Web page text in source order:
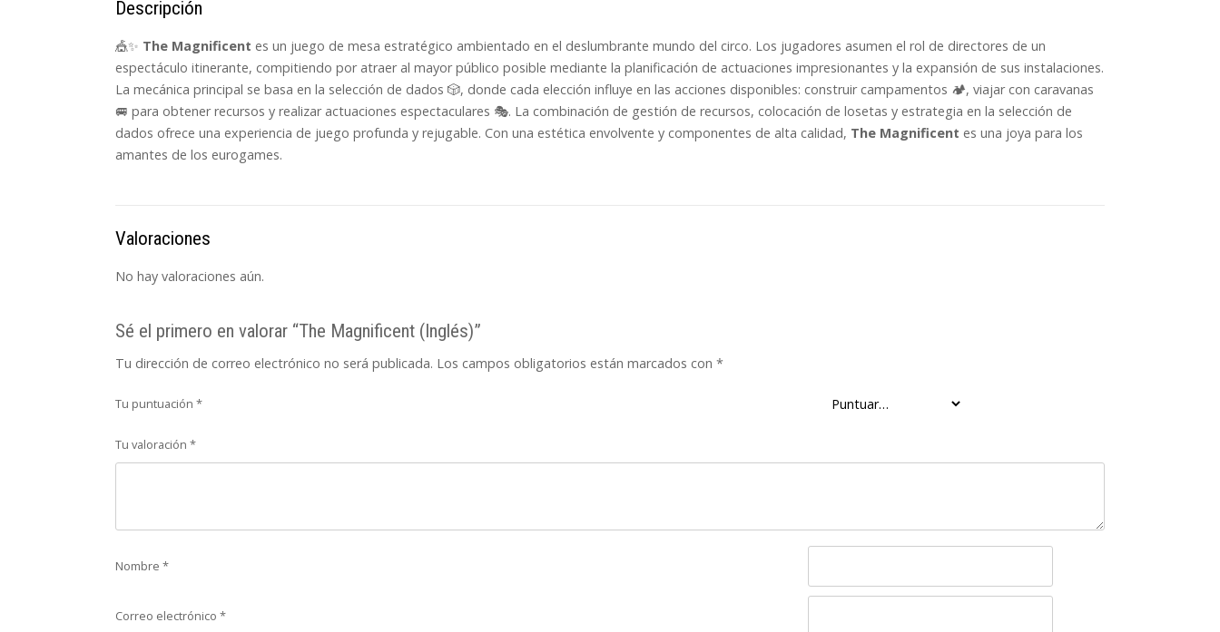
Descripción
🎪✨ The Magnificent es un juego de mesa estratégico ambientado en el deslumbrante mundo del circo. Los jugadores asumen el rol de directores de un
espectáculo itinerante, compitiendo por atraer al mayor público posible mediante la planificación de actuaciones impresionantes y la expansión de sus instalaciones.
La mecánica principal se basa en la selección de dados 🎲, donde cada elección influye en las acciones disponibles: construir campamentos 🏕️, viajar con caravanas
🚐 para obtener recursos y realizar actuaciones espectaculares 🎭. La combinación de gestión de recursos, colocación de losetas y estrategia en la selección de
dados ofrece una experiencia de juego profunda y rejugable. Con una estética envolvente y componentes de alta calidad, The Magnificent es una joya para los
amantes de los eurogames.
Valoraciones
No hay valoraciones aún.
Sé el primero en valorar “The Magnificent (Inglés)”
Tu dirección de correo electrónico no será publicada. Los campos obligatorios están marcados con *
Tu puntuación *
Tu valoración *
Nombre *
Correo electrónico *